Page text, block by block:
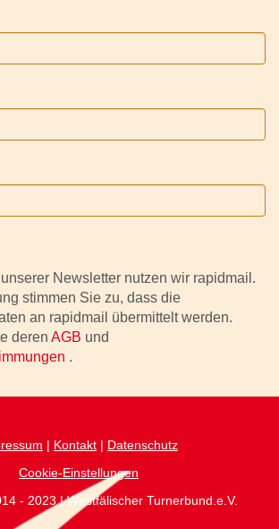
Newsletter nutzen wir rapidmail.
stimmen Sie zu, dass die
an rapidmail übermittelt werden.
deren AGB und
.
| Kontakt | Datenschutz
Cookie-Einstellungen
- 2023 | Westfälischer Turnerbund.e.V.